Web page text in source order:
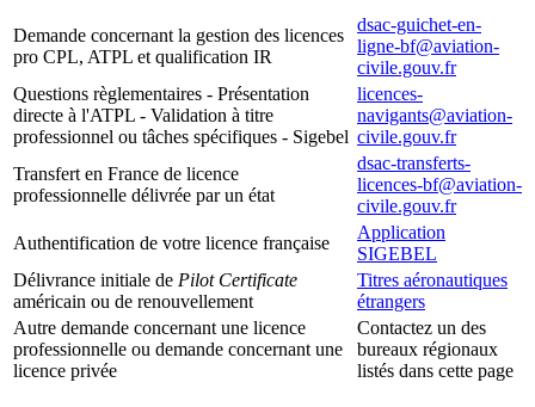
Demande concernant la gestion des licences
pro CPL, ATPL et qualification IR
dsac-guichet-en-
ligne-bf@aviation-
civile.gouv.fr
Questions règlementaires - Présentation
directe à l'ATPL - Validation à titre
professionnel ou tâches spécifiques - Sigebel
licences-
navigants@aviation-
civile.gouv.fr
Transfert en France de licence
professionnelle délivrée par un état
dsac-transferts-
licences-bf@aviation-
civile.gouv.fr
Authentification de votre licence française
Application
SIGEBEL
Délivrance initiale de Pilot Certificate
américain ou de renouvellement
Titres aéronautiques
étrangers
Autre demande concernant une licence
professionnelle ou demande concernant une
licence privée
Contactez un des
bureaux régionaux
listés dans cette page